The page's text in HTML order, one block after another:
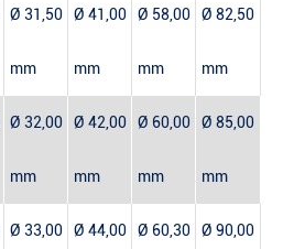
Ø 31,50
mm
Ø 41,00
mm
Ø 58,00
mm
Ø 82,50
mm
Ø 32,00
mm
Ø 42,00
mm
Ø 60,00
mm
Ø 85,00
mm
Ø 33,00 Ø 44,00 Ø 60,30 Ø 90,00